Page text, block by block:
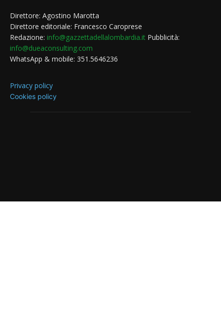
Direttore: Agostino Marotta
Direttore editoriale: Francesco Caroprese
Redazione: info@gazzettadellalombardia.it Pubblicità:
info@dueaconsulting.com
WhatsApp & mobile: 351.5646236
Privacy policy
Cookies policy